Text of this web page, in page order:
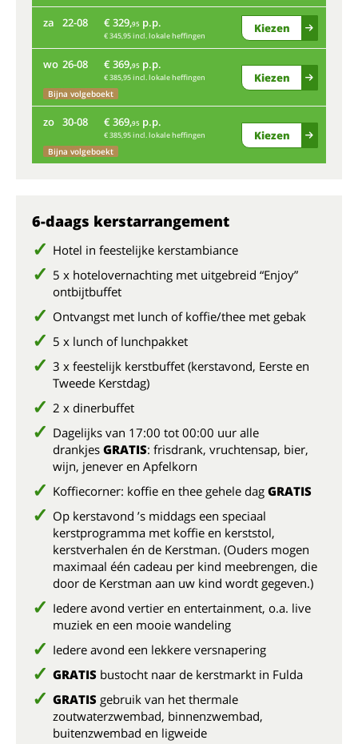
za 22-08 € 329,95 p.p.
€ 345,95 incl. lokale heffingen
Kiezen
wo 26-08 € 369,95 p.p.
€ 385,95 incl. lokale heffingen
Bijna volgeboekt
Kiezen
zo 30-08 € 369,95 p.p.
€ 385,95 incl. lokale heffingen
Bijna volgeboekt
Kiezen
6-daags kerstarrangement
Hotel in feestelijke kerstambiance
5 x hotelovernachting met uitgebreid “Enjoy”
ontbijtbuffet
Ontvangst met lunch of koffie/thee met gebak
5 x lunch of lunchpakket
3 x feestelijk kerstbuffet (kerstavond, Eerste en
Tweede Kerstdag)
2 x dinerbuffet
Dagelijks van 17:00 tot 00:00 uur alle
drankjes GRATIS: frisdrank, vruchtensap, bier,
wijn, jenever en Apfelkorn
Koffiecorner: koffie en thee gehele dag GRATIS
Op kerstavond ’s middags een speciaal
kerstprogramma met koffie en kerststol,
kerstverhalen én de Kerstman. (Ouders mogen
maximaal één cadeau per kind meebrengen, die
door de Kerstman aan uw kind wordt gegeven.)
Iedere avond vertier en entertainment, o.a. live
muziek en een mooie wandeling
Iedere avond een lekkere versnapering
GRATIS bustocht naar de kerstmarkt in Fulda
GRATIS gebruik van het thermale
zoutwaterzwembad, binnenzwembad,
buitenzwembad en ligweide